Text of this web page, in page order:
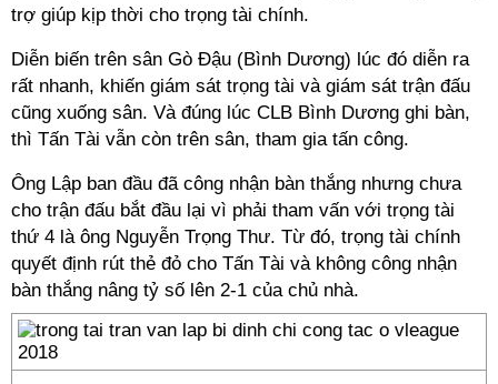
trợ giúp kịp thời cho trọng tài chính.
Diễn biến trên sân Gò Đậu (Bình Dương) lúc đó diễn ra
rất nhanh, khiến giám sát trọng tài và giám sát trận đấu
cũng xuống sân. Và đúng lúc CLB Bình Dương ghi bàn,
thì Tấn Tài vẫn còn trên sân, tham gia tấn công.
Ông Lập ban đầu đã công nhận bàn thắng nhưng chưa
cho trận đấu bắt đầu lại vì phải tham vấn với trọng tài
thứ 4 là ông Nguyễn Trọng Thư. Từ đó, trọng tài chính
quyết định rút thẻ đỏ cho Tấn Tài và không công nhận
bàn thắng nâng tỷ số lên 2-1 của chủ nhà.